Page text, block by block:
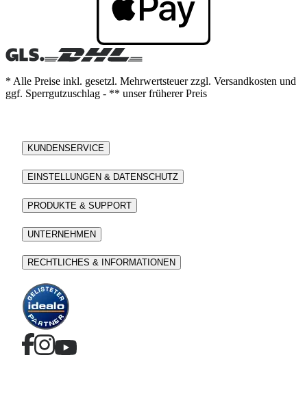
* Alle Preise inkl. gesetzl. Mehrwertsteuer zzgl. Versandkosten und
ggf. Sperrgutzuschlag - ** unser früherer Preis
KUNDENSERVICE
EINSTELLUNGEN & DATENSCHUTZ
PRODUKTE & SUPPORT
UNTERNEHMEN
RECHTLICHES & INFORMATIONEN